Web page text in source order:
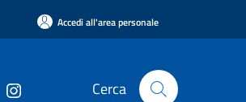
Accedi all'area personale
Cerca